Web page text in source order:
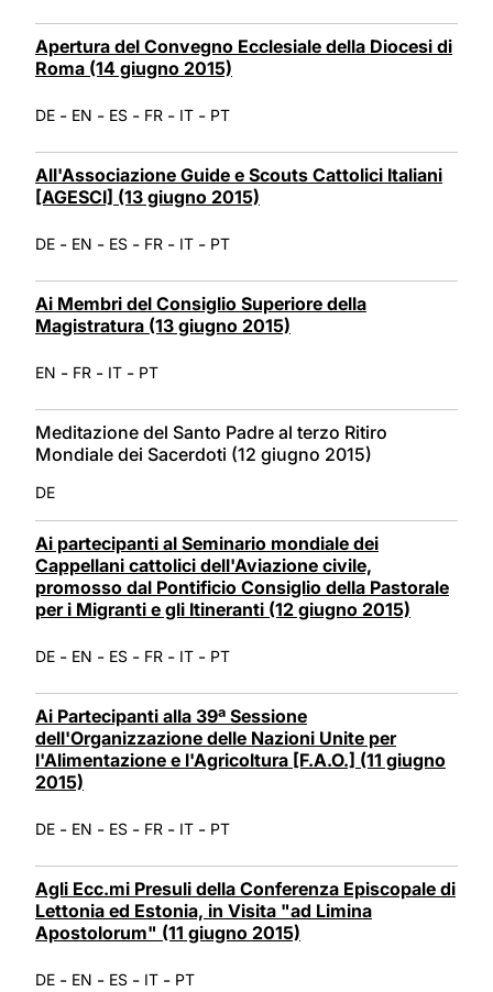
Apertura del Convegno Ecclesiale della Diocesi di
Roma (14 giugno 2015)
DE - EN - ES - FR - IT - PT
All'Associazione Guide e Scouts Cattolici Italiani
[AGESCI] (13 giugno 2015)
DE - EN - ES - FR - IT - PT
Ai Membri del Consiglio Superiore della
Magistratura (13 giugno 2015)
EN - FR - IT - PT
Meditazione del Santo Padre al terzo Ritiro
Mondiale dei Sacerdoti (12 giugno 2015)
DE
Ai partecipanti al Seminario mondiale dei
Cappellani cattolici dell'Aviazione civile,
promosso dal Pontificio Consiglio della Pastorale
per i Migranti e gli Itineranti (12 giugno 2015)
DE - EN - ES - FR - IT - PT
Ai Partecipanti alla 39ª Sessione
dell'Organizzazione delle Nazioni Unite per
l'Alimentazione e l'Agricoltura [F.A.O.] (11 giugno
2015)
DE - EN - ES - FR - IT - PT
Agli Ecc.mi Presuli della Conferenza Episcopale di
Lettonia ed Estonia, in Visita "ad Limina
Apostolorum" (11 giugno 2015)
DE - EN - ES - IT - PT